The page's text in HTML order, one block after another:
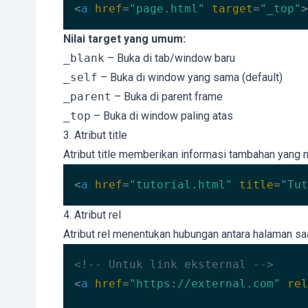
<a href="page.html" target="_top">
Code language: HTML, XML
Nilai target yang umum:
_blank – Buka di tab/window baru
_self – Buka di window yang sama (default)
_parent – Buka di parent frame
_top – Buka di window paling atas
3. Atribut title
Atribut title memberikan informasi tambahan yang
<a href="tutorial.html" title=
Code language:
4. Atribut rel
Atribut rel menentukan hubungan antara halaman
<!-- Untuk link eksternal -->
<a href="https://external.com" rel